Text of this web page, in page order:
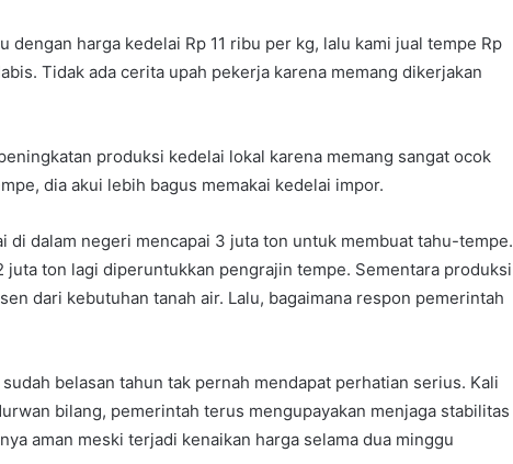
dengan harga kedelai Rp 11 ribu per kg, lalu kami jual tempe Rp
Tidak ada cerita upah pekerja karena memang dikerjakan
produksi kedelai lokal karena memang sangat ocok
dia akui lebih bagus memakai kedelai impor.
di dalam negeri mencapai 3 juta ton untuk membuat tahu-tempe.
juta ton lagi diperuntukkan pengrajin tempe. Sementara produksi
dari kebutuhan tanah air. Lalu, bagaimana respon pemerintah
belasan tahun tak pernah mendapat perhatian serius. Kali
bilang, pemerintah terus mengupayakan menjaga stabilitas
aman meski terjadi kenaikan harga selama dua minggu